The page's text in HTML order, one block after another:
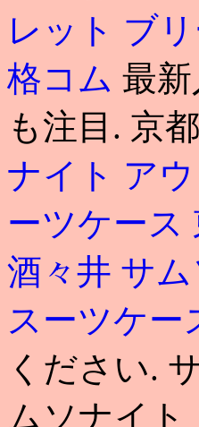
レット ブ
格コム 最
も注目. 京
ナイト ア
ーツケース
酒々井 サ
スーツケー
ください.
ムソナイト